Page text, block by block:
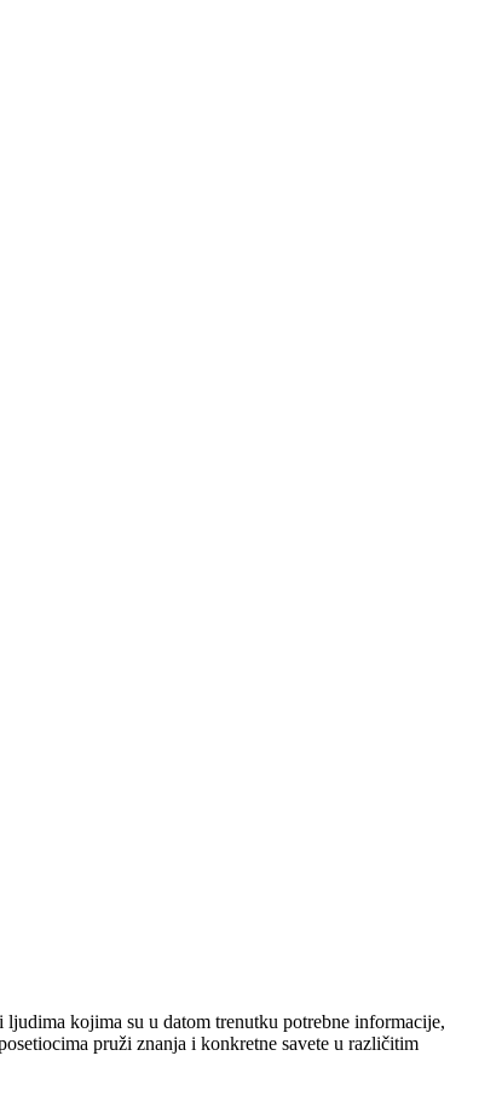
kojima su u datom trenutku potrebne informacije,
pruži znanja i konkretne savete u različitim